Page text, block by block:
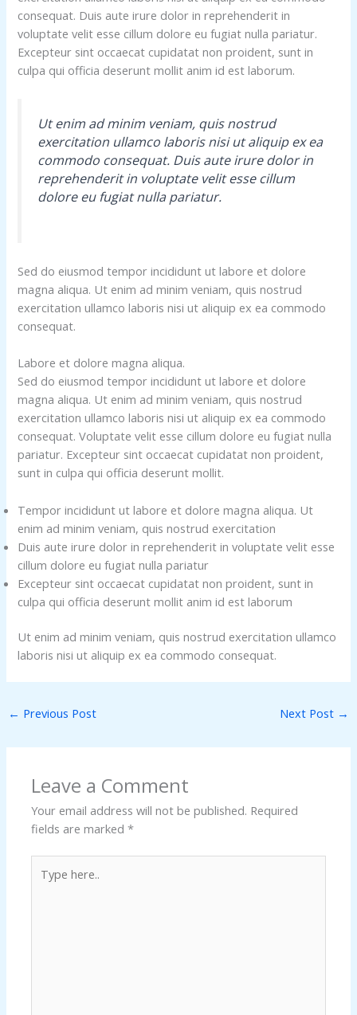
consequat. Duis aute irure dolor in reprehenderit in
voluptate velit esse cillum dolore eu fugiat nulla pariatur.
Excepteur sint occaecat cupidatat non proident, sunt in
culpa qui officia deserunt mollit anim id est laborum.
Ut enim ad minim veniam, quis nostrud
exercitation ullamco laboris nisi ut aliquip ex ea
commodo consequat. Duis aute irure dolor in
reprehenderit in voluptate velit esse cillum
dolore eu fugiat nulla pariatur.
Sed do eiusmod tempor incididunt ut labore et dolore
magna aliqua. Ut enim ad minim veniam, quis nostrud
exercitation ullamco laboris nisi ut aliquip ex ea commodo
consequat.
Labore et dolore magna aliqua.
Sed do eiusmod tempor incididunt ut labore et dolore
magna aliqua. Ut enim ad minim veniam, quis nostrud
exercitation ullamco laboris nisi ut aliquip ex ea commodo
consequat. Voluptate velit esse cillum dolore eu fugiat nulla
pariatur. Excepteur sint occaecat cupidatat non proident,
sunt in culpa qui officia deserunt mollit.
Tempor incididunt ut labore et dolore magna aliqua. Ut
enim ad minim veniam, quis nostrud exercitation
Duis aute irure dolor in reprehenderit in voluptate velit esse
cillum dolore eu fugiat nulla pariatur
Excepteur sint occaecat cupidatat non proident, sunt in
culpa qui officia deserunt mollit anim id est laborum
Ut enim ad minim veniam, quis nostrud exercitation ullamco
laboris nisi ut aliquip ex ea commodo consequat.
← Previous Post Next Post →
Leave a Comment
Your email address will not be published. Required
fields are marked*
here..